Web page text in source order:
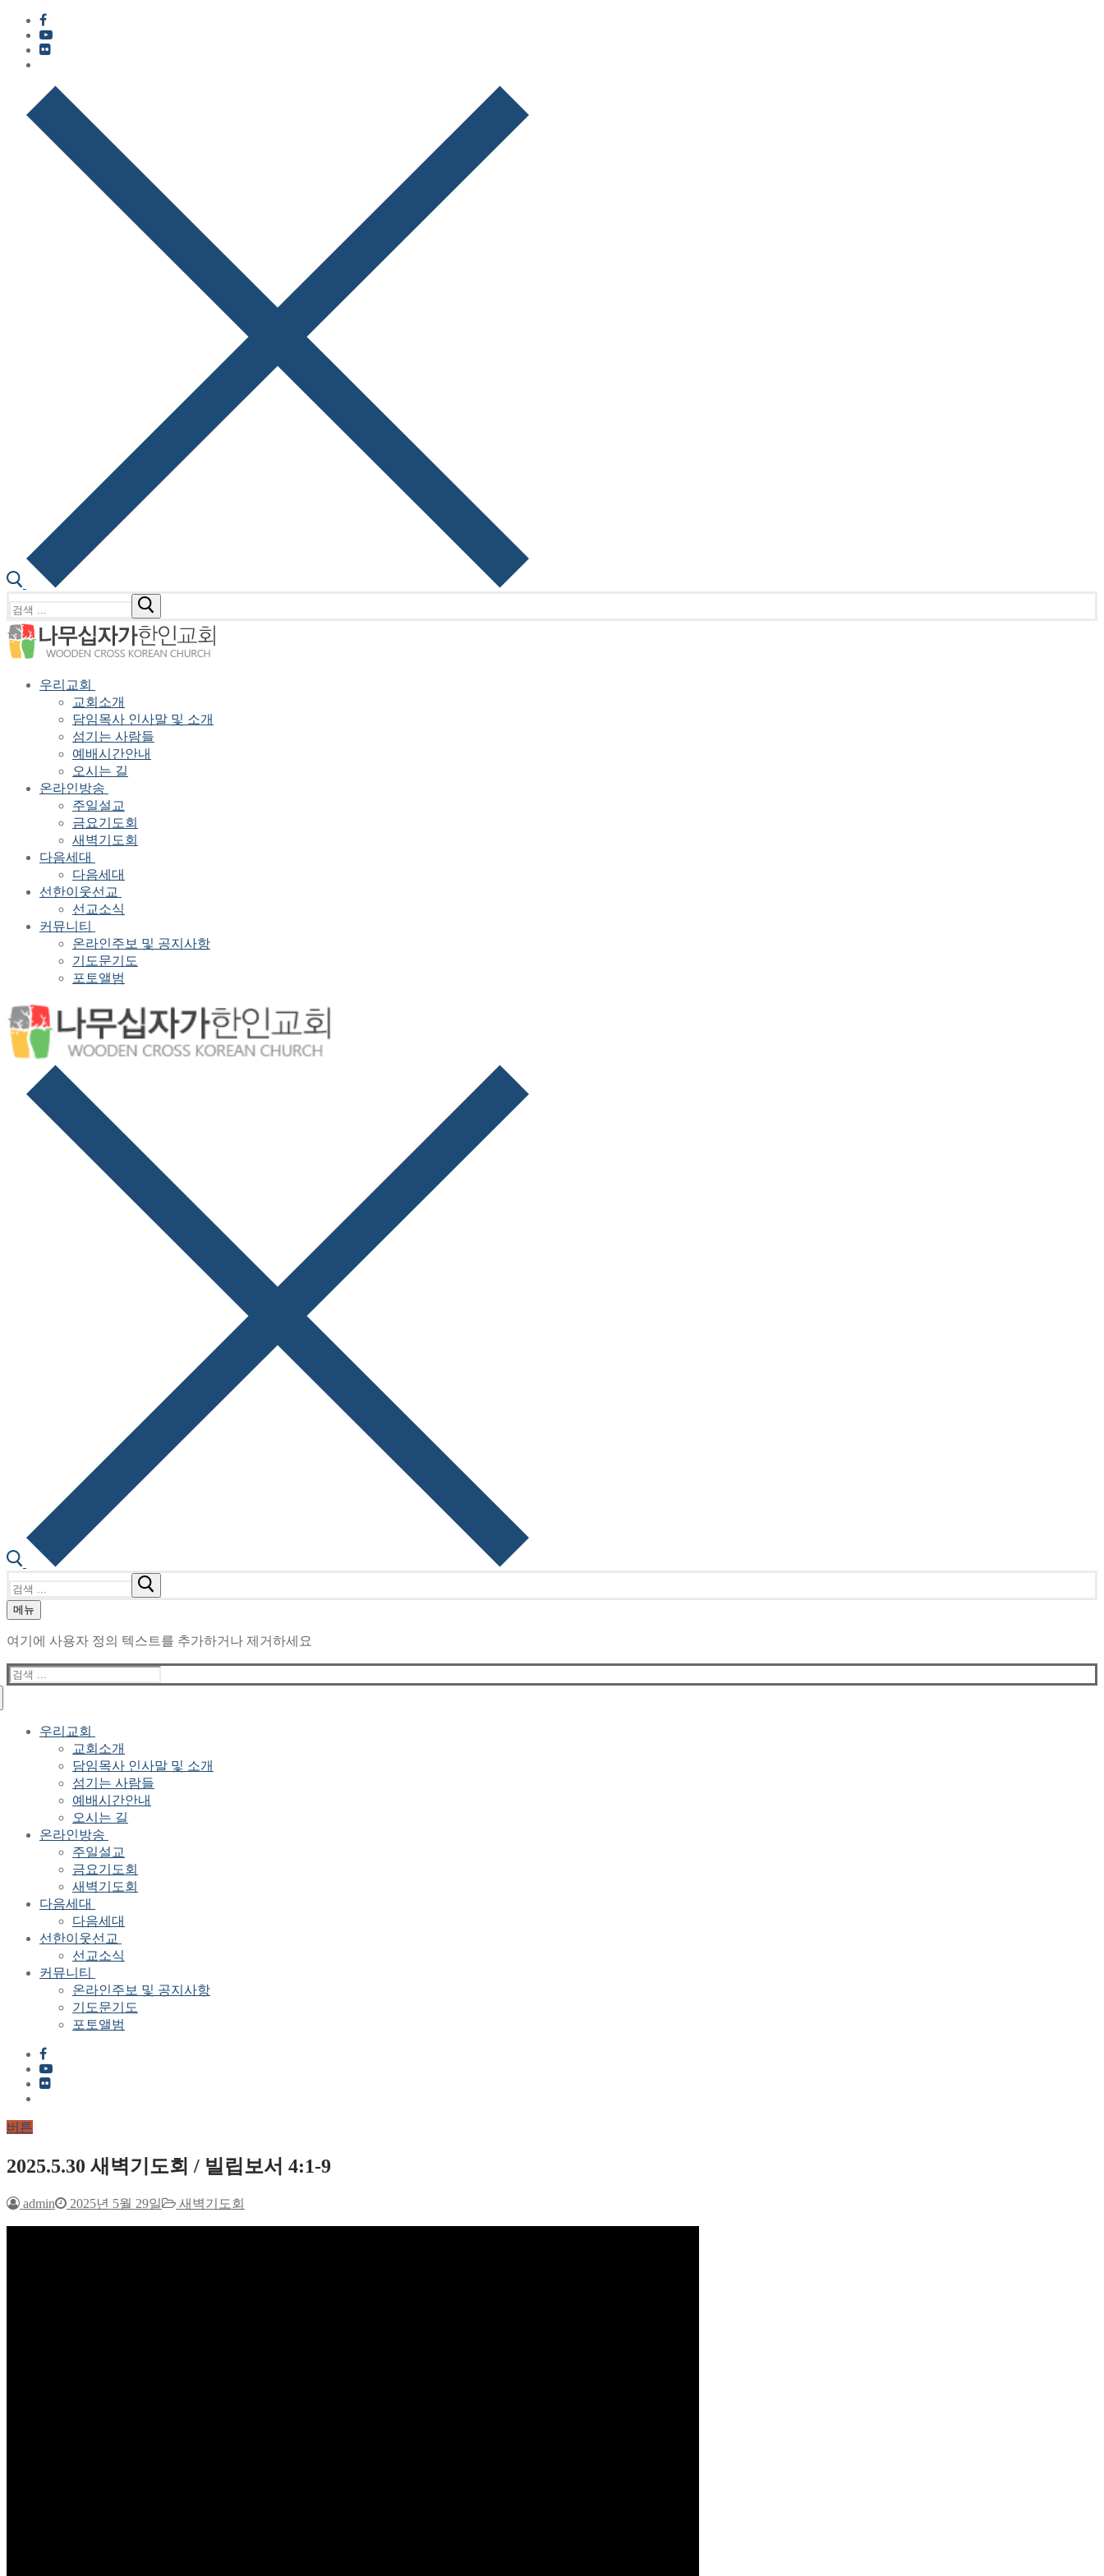
색
:
우리교회
교회소개
담임목사 인사말 및 소개
섬기는 사람들
예배시간안내
오시는 길
온라인방송
주일설교
금요기도회
새벽기도회
다음세대
다음세대
선한이웃선교
선교소식
커뮤니티
온라인주보 및 공지사항
기도문기도
포토앨범
색
메뉴
여기에 사용자 정의 텍스트를 추가하거나 제거하세요
검
색
우리교회
교회소개
담임목사 인사말 및 소개
섬기는 사람들
예배시간안내
오시는 길
온라인방송
주일설교
금요기도회
새벽기도회
다음세대
다음세대
선한이웃선교
선교소식
커뮤니티
온라인주보 및 공지사항
기도문기도
포토앨범
버튼
2025.5.30 새벽기도회 / 빌립보서 4:1-9
admin 2025년 5월 29일 새벽기도회